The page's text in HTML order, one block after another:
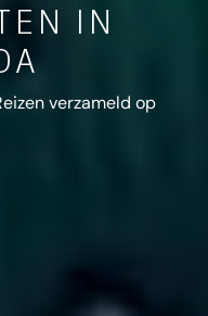
IN
verzameld op